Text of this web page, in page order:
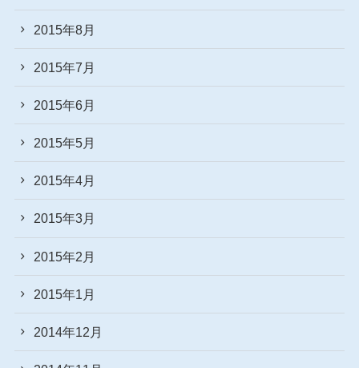
2015年8月
2015年7月
2015年6月
2015年5月
2015年4月
2015年3月
2015年2月
2015年1月
2014年12月